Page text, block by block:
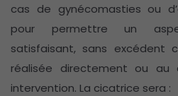
cas de gynécomasties ou
pour permettre un
satisfaisant, sans excédent
réalisée directement ou au
intervention. La cicatrice sera :